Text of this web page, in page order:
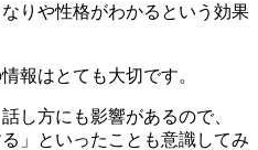
りや性格がわかるという効果
報はとても大切です。
し方にも影響があるので、
」といったことも意識してみ